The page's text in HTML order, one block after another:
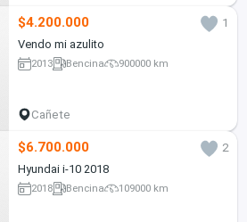
$4.200.000
1
Vendo mi azulito
2013 Bencina 900000 km
Cañete
$6.700.000
2
Hyundai i-10 2018
2018 Bencina 109000 km